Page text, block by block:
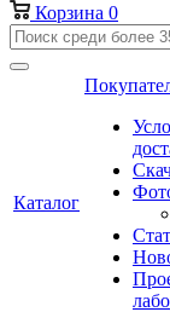
Корзина 0
Каталог